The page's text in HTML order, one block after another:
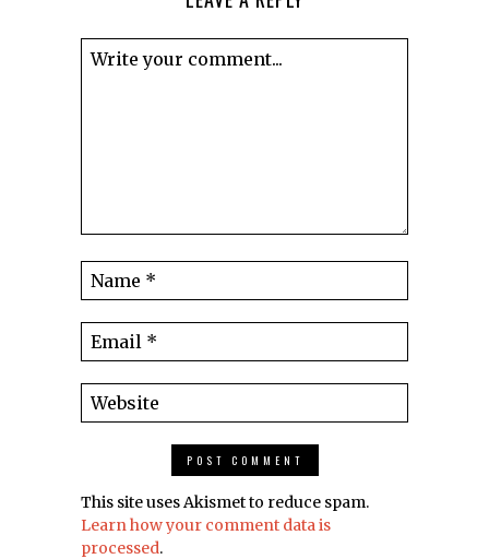
This site uses Akismet to reduce spam.
Learn how your comment data is
processed.